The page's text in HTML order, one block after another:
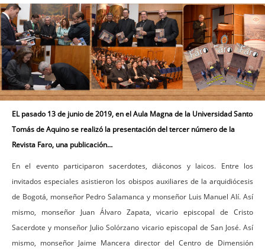
EL pasado 13 de junio de 2019, en el Aula Magna de la Universidad Santo
Tomás de Aquino se realizó la presentación del tercer número de la
Revista Faro, una publicación…
En el evento participaron sacerdotes, diáconos y laicos. Entre los
invitados especiales asistieron los obispos auxiliares de la arquidiócesis
de Bogotá, monseñor Pedro Salamanca y monseñor Luis Manuel Alí. Así
mismo, monseñor Juan Álvaro Zapata, vicario episcopal de Cristo
Sacerdote y monseñor Julio Solórzano vicario episcopal de San José. Así
mismo, monseñor Jaime Mancera director del Centro de Dimensión